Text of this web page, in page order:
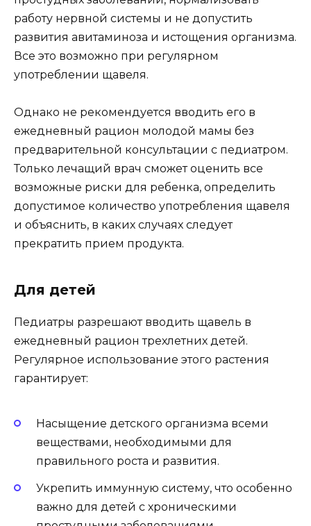
работу нервной системы и не допустить
развития авитаминоза и истощения организма.
Все это возможно при регулярном
употреблении щавеля.
Однако не рекомендуется вводить его в
ежедневный рацион молодой мамы без
предварительной консультации с педиатром.
Только лечащий врач сможет оценить все
возможные риски для ребенка, определить
допустимое количество употребления щавеля
и объяснить, в каких случаях следует
прекратить прием продукта.
Для детей
Педиатры разрешают вводить щавель в
ежедневный рацион трехлетних детей.
Регулярное использование этого растения
гарантирует:
Насыщение детского организма всеми
веществами, необходимыми для
правильного роста и развития.
Укрепить иммунную систему, что особенно
важно для детей с хроническими